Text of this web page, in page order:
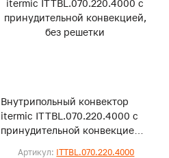
Внутрипольный конвектор
itermic ITTBL.070.220.4000 с
принудительной конвекцией,
Артикул: ITTBL.070.220.4000